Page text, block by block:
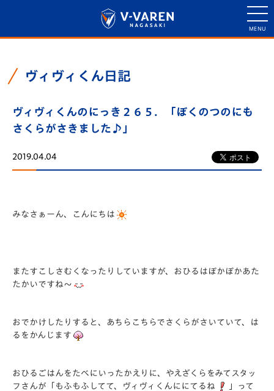
ヴィヴィくん日記
ヴィヴィくんのにっき２６５．「ぼくのつのにも
さくらがさきました♪」
2019.04.04
みなさぁーん、こんにちは
またすこしさむくなったりしていますが、おひるはぽかぽかあた
たかいですね～
おでかけしたりすると、あちらこちらでさくらがさいていて、は
るをかんじます
おひるごはんをたべにいったかえりに、やえざくらをみてスタッ
フさんが「もふもふしてて、ヴィヴィくんににてるね
」って